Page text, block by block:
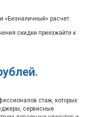
расчет.
скидки приезжайте к
.
стаж, которых
сервисные